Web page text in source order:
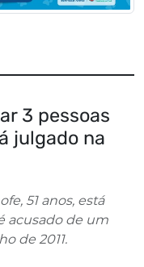
3 pessoas
julgado na
51 anos, está
acusado de um
de 2011.